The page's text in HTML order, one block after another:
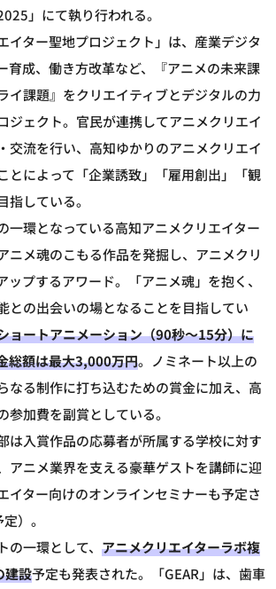
」にて執り行われる。
イター聖地プロジェクト」は、産業デジタ
育成、働き方改革など、『アニメの未来課
イ課題』をクリエイティブとデジタルの力
ジェクト。官民が連携してアニメクリエイ
交流を行い、高知ゆかりのアニメクリエイ
とによって「企業誘致」「雇用創出」「観
指している。
一環となっている高知アニメクリエイター
ニメ魂のこもる作品を発掘し、アニメクリ
ップするアワード。「アニメ魂」を抱く、
との出会いの場となることを目指してい
ョートアニメーション（90秒～15分）に
総額は最大3,000万円。ノミネート以上の
なる制作に打ち込むための賞金に加え、高
参加費を副賞としている。
は入賞作品の応募者が所属する学校に対す
アニメ業界を支える豪華ゲストを講師に迎
イター向けのオンラインセミナーも予定さ
）。
の一環として、 アニメクリエイターラボ複
建設予定も発表された。「GEAR」は、歯車